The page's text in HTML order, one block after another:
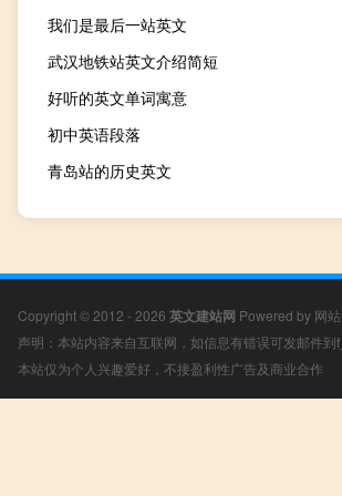
我们是最后一站英文
武汉地铁站英文介绍简短
好听的英文单词寓意
初中英语段落
青岛站的历史英文
Copyright © 2012 - 2026 英文建站网 Powered by 网
声明：本站内容来自互联网，如信息有错误可发邮件
本站仅为个人兴趣爱好，不接盈利性广告及商业合作